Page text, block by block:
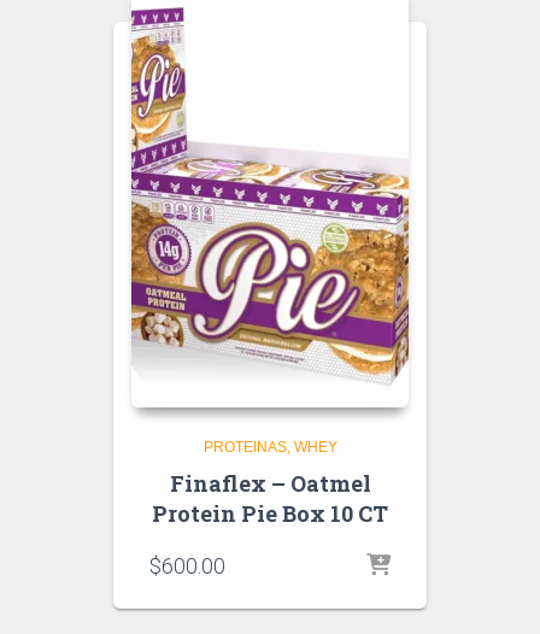
PROTEINAS WHEY
Finaflex – Oatmel
Protein Pie Box 10 CT
$600.00